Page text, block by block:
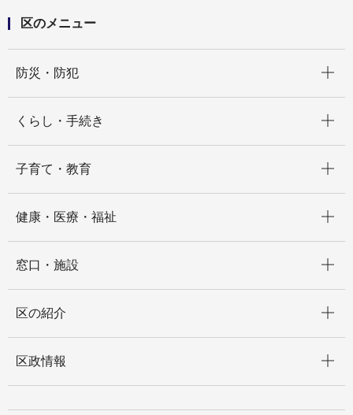
区のメニュー
防災・防犯
くらし・手続き
子育て・教育
健康・医療・福祉
窓口・施設
区の紹介
区政情報